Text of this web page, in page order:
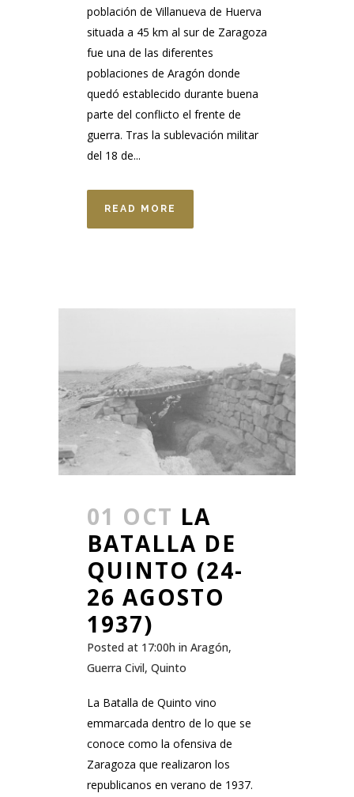
población de Villanueva de Huerva
situada a 45 km al sur de Zaragoza
fue una de las diferentes
poblaciones de Aragón donde
quedó establecido durante buena
parte del conflicto el frente de
guerra. Tras la sublevación militar
del 18 de...
READ MORE
01 OCT LA
BATALLA DE
QUINTO (24-
26 AGOSTO
1937)
Posted at 17:00h in Aragón,
Guerra Civil, Quinto
La Batalla de Quinto vino
emmarcada dentro de lo que se
conoce como la ofensiva de
Zaragoza que realizaron los
republicanos en verano de 1937.